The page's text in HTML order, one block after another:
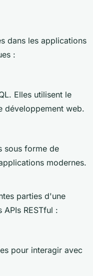
dans les applications
:
Elles utilisent le
développement web.
sous forme de
modernes.
parties d'une
RESTful :
pour interagir avec